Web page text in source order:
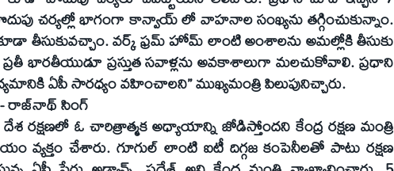
చర్యల్లో భాగంగా కాన్వాయ్ లో వాహనాల సంఖ్యను తగ్గించుకున్నాం.
తీసుకువచ్చాం. వర్క్ ఫ్రమ్ హోమ్ లాంటి అంశాలను అమల్లోకి తీసుకు
భారతీయుడూ ప్రస్తుత సవాళ్లను అవకాశాలుగా మలచుకోవాలి. ప్రధాని
ఏపీ సారధ్యం వహించాలని” ముఖ్యమంత్రి పిలుపునిచ్చారు.
రాజ్‌నాథ్ సింగ్
రక్షణలో ఓ చారిత్రాత్మక అధ్యాయాన్ని జోడిస్తోందని కేంద్ర రక్షణ మంత్రి
వ్యక్తం చేశారు. గూగుల్ లాంటి ఐటీ దిగ్గజ కంపెనీలతో పాటు రక్షణ